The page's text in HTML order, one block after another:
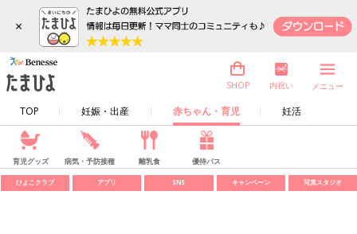
×
TOP 妊娠・出産 赤ちゃん・育児 妊活
SHOP 内祝い メニュー
育児グッズ 病気・予防接種 離乳食 優待パス
ひよこクラブ アプリ SNS キャンペーン 写真スタジオ